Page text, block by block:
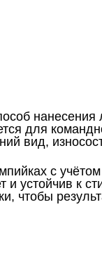
для
вид,
с учётом
устойчив к
чтобы